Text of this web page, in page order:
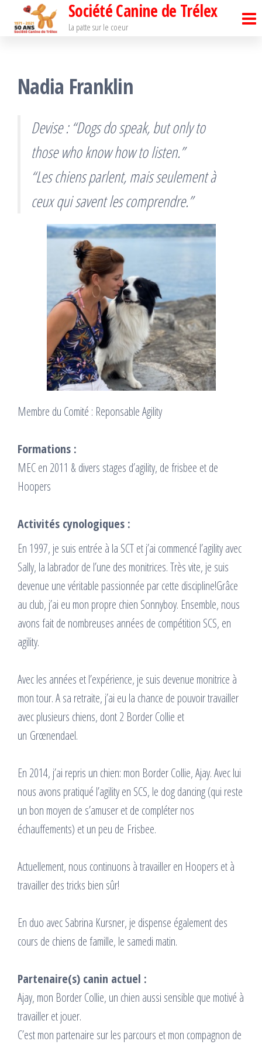
Passer
Société Canine de Trélex
La patte sur le coeur
Nadia Franklin
Devise : “Dogs do speak, but only to
those who know how to listen.”
“Les chiens parlent, mais seulement à
ceux qui savent les comprendre.”
Membre du Comité : Reponsable Agility
Formations :
MEC en 2011 & divers stages d’agility, de frisbee et de
Hoopers
Activités cynologiques :
En 1997, je suis entrée à la SCT et j’ai commencé l’agility avec
Sally, la labrador de l’une des monitrices. Très vite, je suis
devenue une véritable passionnée par cette discipline!Grâce
au club, j’ai eu mon propre chien Sonnyboy. Ensemble, nous
avons fait de nombreuses années de compétition SCS, en
agility.
Avec les années et l’expérience, je suis devenue monitrice à
mon tour. A sa retraite, j’ai eu la chance de pouvoir travailler
avec plusieurs chiens, dont 2 Border Collie et
un Grœnendael.
En 2014, j’ai repris un chien: mon Border Collie, Ajay. Avec lui
nous avons pratiqué l’agility en SCS, le dog dancing (qui reste
un bon moyen de s’amuser et de compléter nos
échauffements) et un peu de Frisbee.
Actuellement, nous continuons à travailler en Hoopers et à
travailler des tricks bien sûr!
En duo avec Sabrina Kursner, je dispense également des
cours de chiens de famille, le samedi matin.
Partenaire(s) canin actuel :
Ajay, mon Border Collie, un chien aussi sensible que motivé à
travailler et jouer.
C’est mon partenaire sur les parcours et mon compagnon de